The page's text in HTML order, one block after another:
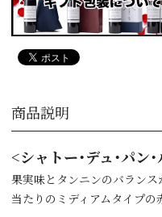
商品説明
<シャトー・デュ・パン
果実味とタンニンのバラン
当たりのミディアムタイプの